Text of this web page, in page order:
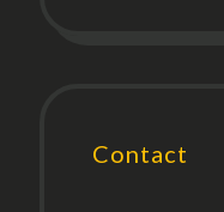
Contact